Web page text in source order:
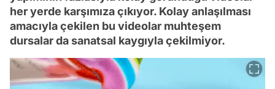
her yerde karşımıza çıkıyor. Kolay anlaşılması
amacıyla çekilen bu videolar muhteşem
dursalar da sanatsal kaygıyla çekilmiyor.